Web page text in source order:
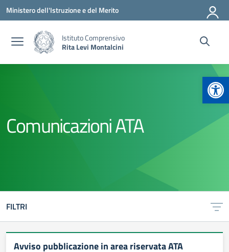
Vai ai contenuti
Vai al menu di navigazione
Vai al footer
Ministero dell'Istruzione e del Merito
Istituto Comprensivo
Rita Levi Montalcini
Comunicazioni ATA
FILTRI
Avviso pubblicazione in area riservata ATA